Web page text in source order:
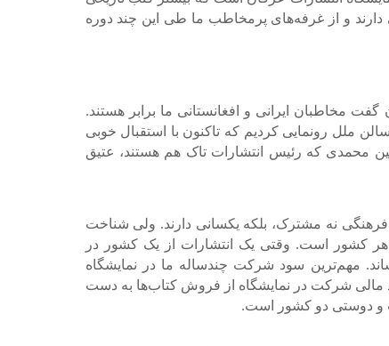
خوبی دارند و از غرفه‌های پرمخاطب ما طی این چند دوره
مخاطبان ایرانی و افغانستانی ما برابر هستند.
از شاعران مختلف افغانستان را در سالن ملل رونمایی کردیم که تاکنون با استقبال خوبی
محمدی که رئیس انتشارات تاک هم هستند، عتیق
نه مشترک، بلکه یکسانی دارند. ولی شناخت
کشور است. وقتی یک انتشارات از یک کشور در
مهم‌ترین سود شرکت چندساله ما در نمایشگاه
مالی شرکت در نمایشگاه از فروش کتاب‌ها به دست
و دوستی دو کشور است.